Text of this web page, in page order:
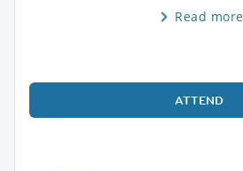
Read more
ATTEND